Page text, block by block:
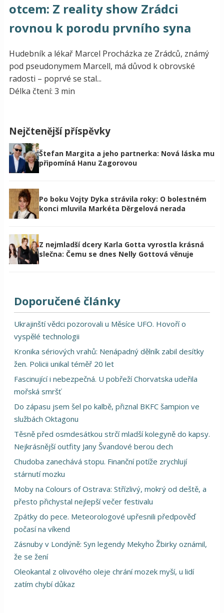
otcem: Z reality show Zrádci
rovnou k porodu prvního syna
Hudebník a lékař Marcel Procházka ze Zrádců, známý
pod pseudonymem Marcell, má důvod k obrovské
radosti – poprvé se stal...
Délka čtení: 3 min
Nejčtenější příspěvky
Štefan Margita a jeho partnerka: Nová láska mu
připomíná Hanu Zagorovou
Po boku Vojty Dyka strávila roky: O bolestném
konci mluvila Markéta Děrgelová nerada
Z nejmladší dcery Karla Gotta vyrostla krásná
slečna: Čemu se dnes Nelly Gottová věnuje
Doporučené články
Ukrajinští vědci pozorovali u Měsíce UFO. Hovoří o
vyspělé technologii
Kronika sériových vrahů: Nenápadný dělník zabil desítky
žen. Policii unikal téměř 20 let
Fascinující i nebezpečná. U pobřeží Chorvatska udeřila
mořská smršť
Do zápasu jsem šel po kalbě, přiznal BKFC šampion ve
službách Oktagonu
Těsně před osmdesátkou strčí mladší kolegyně do kapsy.
Nejkrásnější outfity Jany Švandové berou dech
Chudoba zanechává stopu. Finanční potíže zrychlují
stárnutí mozku
Moby na Colours of Ostrava: Střízlivý, mokrý od deště, a
přesto přichystal nejlepší večer festivalu
Zpátky do pece. Meteorologové upřesnili předpověď
počasí na víkend
Zásnuby v Londýně: Syn legendy Mekyho Žbirky oznámil,
že se žení
Oleokantal z olivového oleje chrání mozek myší, u lidí
zatím chybí důkaz